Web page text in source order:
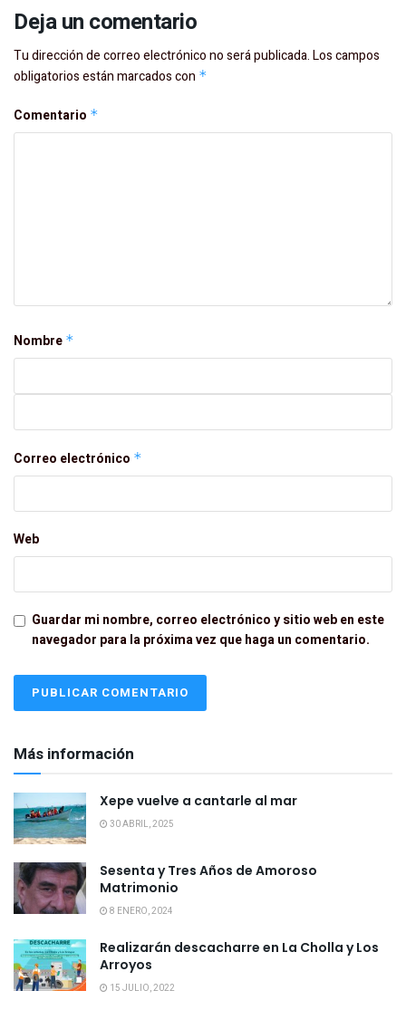
Deja un comentario
Tu dirección de correo electrónico no será publicada.Los campos
obligatorios están marcados con *
Comentario *
Nombre *
Correo electrónico *
Web
Guardar mi nombre, correo electrónico y sitio web en este
navegador para la próxima vez que haga un comentario.
Más información
Xepe vuelve a cantarle al mar
30 ABRIL, 2025
Sesenta y Tres Años de Amoroso
Matrimonio
8 ENERO, 2024
Realizarán descacharre en La Cholla y Los
Arroyos
15 JULIO, 2022